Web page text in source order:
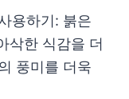
용하기: 붉은
삭한 식감을 더
풍미를 더욱